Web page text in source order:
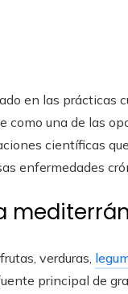
en las prácticas
como una de las
científicas
enfermedades
verduras,
principal de